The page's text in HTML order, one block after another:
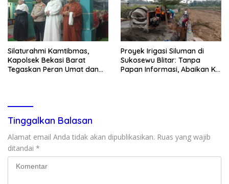
Silaturahmi Kamtibmas,
Kapolsek Bekasi Barat
Tegaskan Peran Umat dan
Proyek Irigasi Siluman di
Sukosewu Blitar: Tanpa
Papan Informasi, Abaikan K3,
Tinggalkan Balasan
Alamat email Anda tidak akan dipublikasikan. Ruas yang wajib
ditandai *